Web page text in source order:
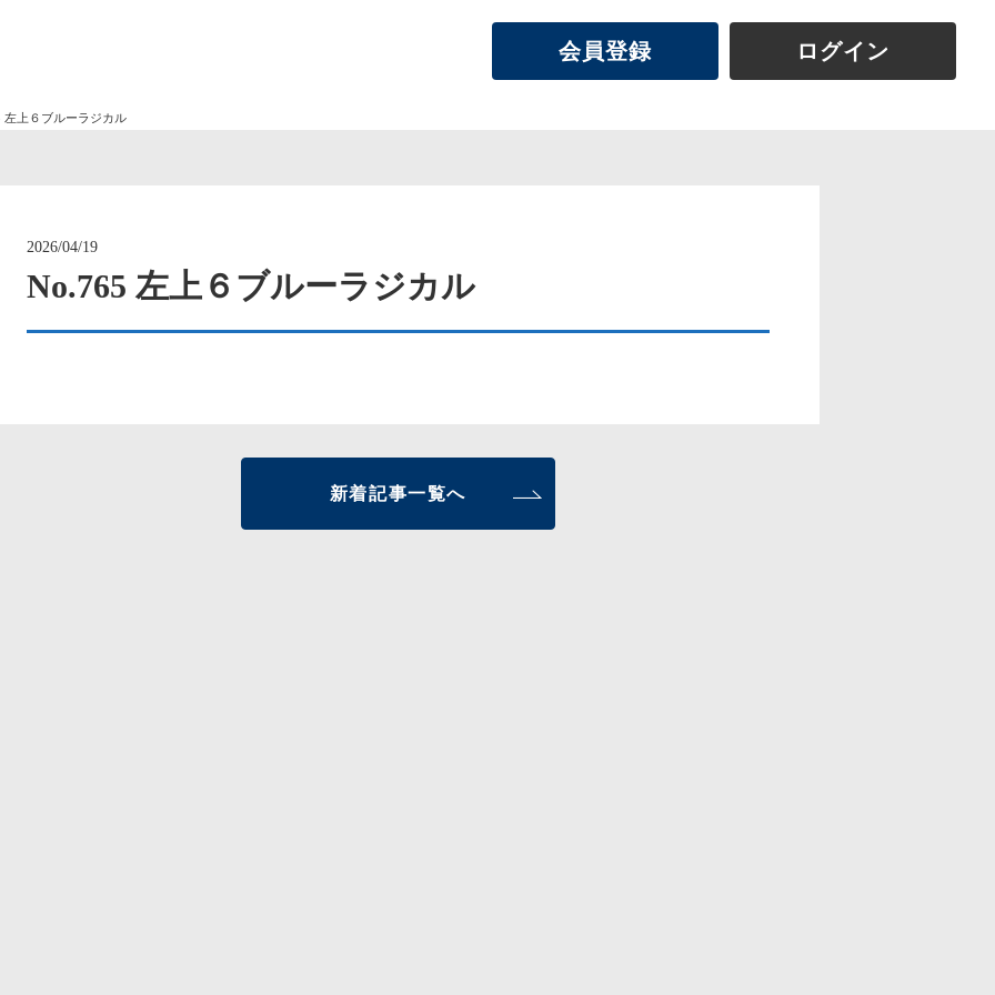
会員登録 ログイン
左上６ブルーラジカル
2026/04/19
No.765 左上６ブルーラジカル
新着記事一覧へ